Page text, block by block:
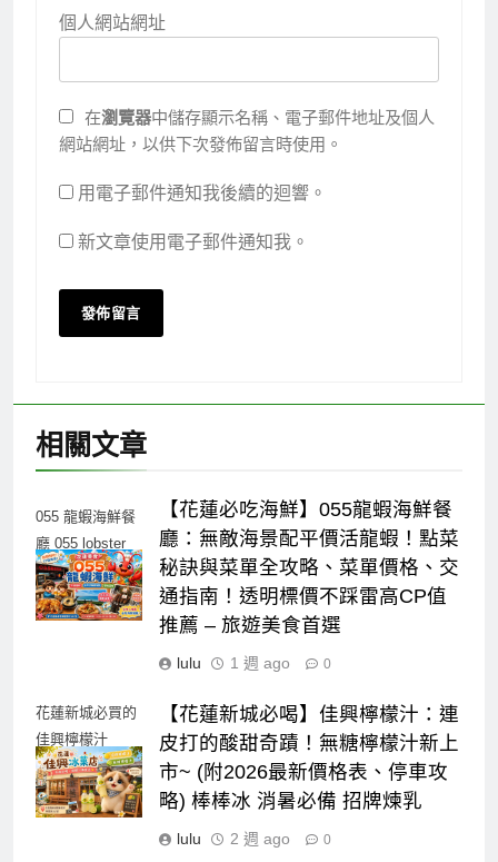
個人網站網址
在瀏覽器中儲存顯示名稱、電子郵件地址及個人
網站網址，以供下次發佈留言時使用。
用電子郵件通知我後續的迴響。
新文章使用電子郵件通知我。
相關文章
055 龍蝦海鮮餐
廳 055 lobster
seafood
【花蓮必吃海鮮】055龍蝦海鮮餐
廳：無敵海景配平價活龍蝦！點菜
秘訣與菜單全攻略、菜單價格、交
通指南！透明標價不踩雷高CP值
推薦 – 旅遊美食首選
lulu 1 週 ago 0
花蓮新城必買的
佳興檸檬汁
2026 lemonjuice
【花蓮新城必喝】佳興檸檬汁：連
皮打的酸甜奇蹟！無糖檸檬汁新上
市~ (附2026最新價格表、停車攻
略) 棒棒冰 消暑必備 招牌煉乳
lulu 2 週 ago 0